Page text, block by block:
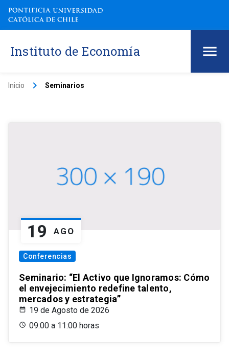
Instituto de Economía
Inicio keyboard_arrow_right Seminarios
19 AGO
Conferencias
Seminario: “El Activo que Ignoramos: Cómo
el envejecimiento redefine talento,
mercados y estrategia”
19 de Agosto de 2026
09:00 a 11:00 horas